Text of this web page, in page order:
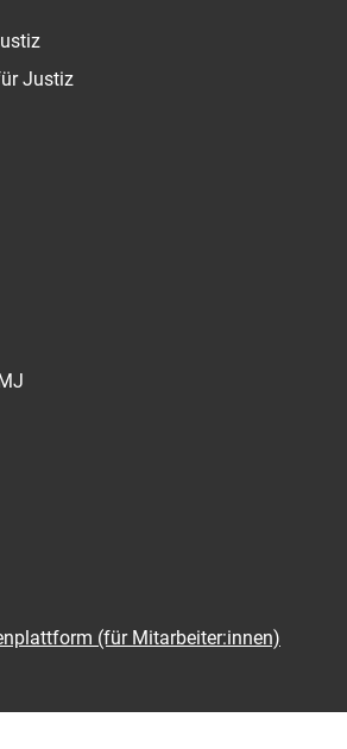
Justiz
(für Mitarbeiter:innen)